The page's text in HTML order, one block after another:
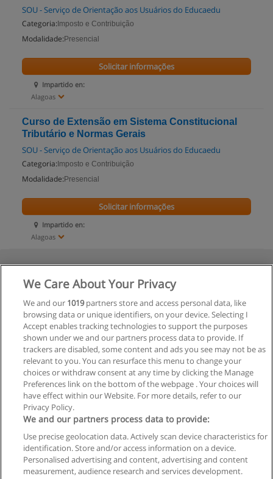
SOU - Serviço de Orientação aos Usuários do Educaedu
Categoria: Imposto e Contribuição
Modalidade: Presencial
Impartido en:
Alagoas
Solicitar informações
Curso de Extensão em Sistema Constitucional
Tributário e Normas Gerais
SOU - Serviço de Orientação aos Usuários do Educaedu
Categoria: Imposto e Contribuição
Modalidade: Presencial
Impartido en:
Alagoas
Solicitar informações
Regras de uso
Privacidade de dados
We Care About Your Privacy
We and our 1019partners store and access personal data, like
browsing data or unique identifiers, on your device. Selecting I
Accept enables tracking technologies to support the purposes
shown under we and our partners process data to provide. If
trackers are disabled, some content and ads you see may not be as
relevant to you. You can resurface this menu to change your
choices or withdraw consent at any time by clicking the Manage
Preferences link on the bottom of the webpage . Your choices will
have effect within our Website. For more details, refer to our
Privacy Policy.
We and our partners process data to provide:
Use precise geolocation data. Actively scan device characteristics for
identification. Store and/or access information on a device.
Personalised advertising and content, advertising and content
measurement, audience research and services development.